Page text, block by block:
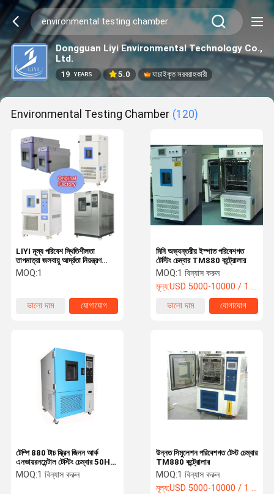
Dongguan Liyi Environmental Technology Co.,
Ltd.
19 YEARS 5.0 যাচাইকৃত সরবরাহকারী
Environmental Testing Chamber (120)
LIYI মূল্য পরিবেশ স্থিতিশীলতা
তাপমাত্রা জলবায়ু আর্দ্রতা নিয়ন্ত্রণ
সিমুলেটিং বেঞ্চটপ পরিবেশগত পরীক্ষা
চেম্বার মূল্য
MOQ:1
ভালো দাম যোগাযোগ
মিনি অভ্যন্তরীয় ইস্পাত পরিবেশগত
টেস্টিং চেম্বার TM880 কন্ট্রোলার
MOQ:1 বিন্যাস করুন
মূল্য:USD 5000-10000 / 1 set
ভালো দাম
যোগাযোগ
টেম্পি 880 টাচ স্ক্রিন জিনন আর্ক
এনভায়রনমেন্টাল টেস্টিং চেম্বার 50Hz
3 ফেজ
MOQ:1 বিন্যাস করুন
উন্নত সিমুলেশন পরিবেশগত টেস্ট চেম্বার
TM880 কন্ট্রোলার
MOQ:1 বিন্যাস করুন
মূল্য:USD 5000-10000 / 1 set